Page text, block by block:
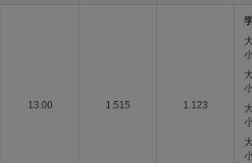
13.00 1.515 1.123